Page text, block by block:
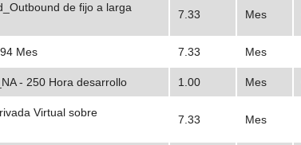
de fijo a larga
7.33 Mes
Mes 7.33 Mes
- 250 Hora desarrollo 1.00 Mes
Virtual sobre
7.33 Mes